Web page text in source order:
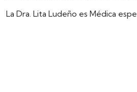
La Dra. Lita Ludeño es Médica